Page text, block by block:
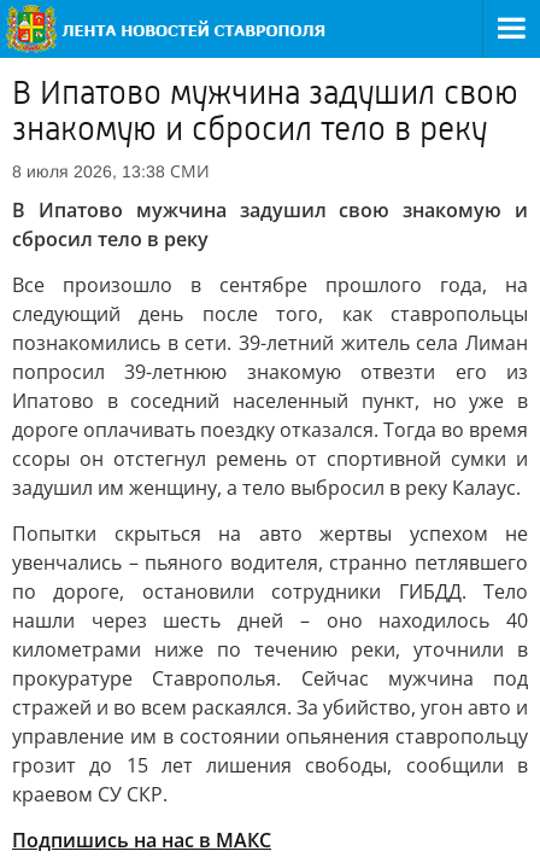
В Ипатово мужчина задушил свою
знакомую и сбросил тело в реку
8 июля 2026, 13:38 СМИ
В Ипатово мужчина задушил свою знакомую и
сбросил тело в реку
Все произошло в сентябре прошлого года, на
следующий день после того, как ставропольцы
познакомились в сети. 39-летний житель села Лиман
попросил 39-летнюю знакомую отвезти его из
Ипатово в соседний населенный пункт, но уже в
дороге оплачивать поездку отказался. Тогда во время
ссоры он отстегнул ремень от спортивной сумки и
задушил им женщину, а тело выбросил в реку Калаус.
Попытки скрыться на авто жертвы успехом не
увенчались – пьяного водителя, странно петлявшего
по дороге, остановили сотрудники ГИБДД. Тело
нашли через шесть дней – оно находилось 40
километрами ниже по течению реки, уточнили в
прокуратуре Ставрополья. Сейчас мужчина под
стражей и во всем раскаялся. За убийство, угон авто и
управление им в состоянии опьянения ставропольцу
грозит до 15 лет лишения свободы, сообщили в
краевом СУ СКР.
Подпишись на нас в МАКС